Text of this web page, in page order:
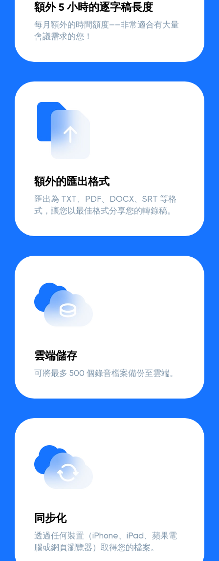
額外 5 小時的逐字稿長度
每月額外的時間額度——非常適合有大量
會議需求的您！
額外的匯出格式
匯出為 TXT、PDF、DOCX、SRT 等格
式，讓您以最佳格式分享您的轉錄稿。
雲端儲存
可將最多 500 個錄音檔案備份至雲端。
同步化
透過任何裝置（iPhone、iPad、蘋果電
腦或網頁瀏覽器）取得您的檔案。